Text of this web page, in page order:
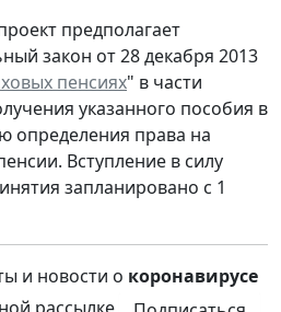
предполагает
закон от 28 декабря 2013
пенсиях" в части
указанного пособия в
определения права на
Вступление в силу
запланировано с 1
и новости о коронавирусе